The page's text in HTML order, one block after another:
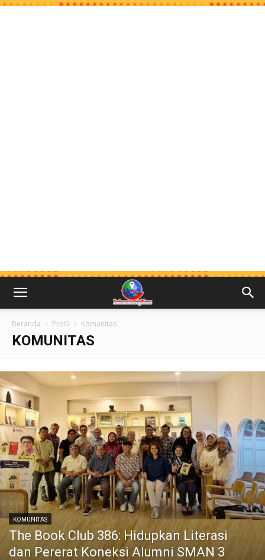
Beranda Profil Komunitas
KOMUNITAS
KOMUNITAS
The Book Club 386: Hidupkan Literasi
dan Pererat Koneksi Alumni SMAN 3